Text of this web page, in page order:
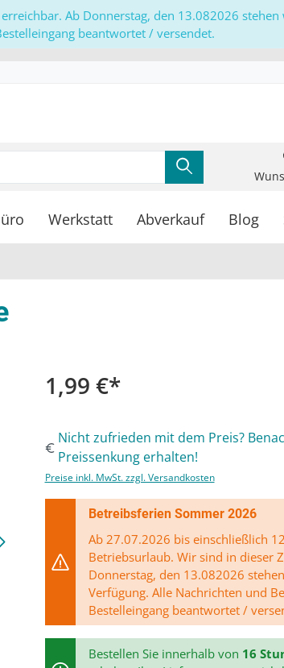
Ab Donnerstag, den 13.082026
beantwortet / versendet.
Werkstatt Abverkauf Blog
1,99 €*
Nicht zufrieden mit dem Preis?
Preissenkung erhalten!
Preise inkl. MwSt. zzgl. Versandkosten
Betreibsferien Sommer 2026
Ab 27.07.2026 bis einschließlich
Betriebsurlaub. Wir sind in dieser
Donnerstag, den 13.082026
Verfügung. Alle Nachrichten und
Bestelleingang beantwortet /
Bestellen Sie innerhalb von 16